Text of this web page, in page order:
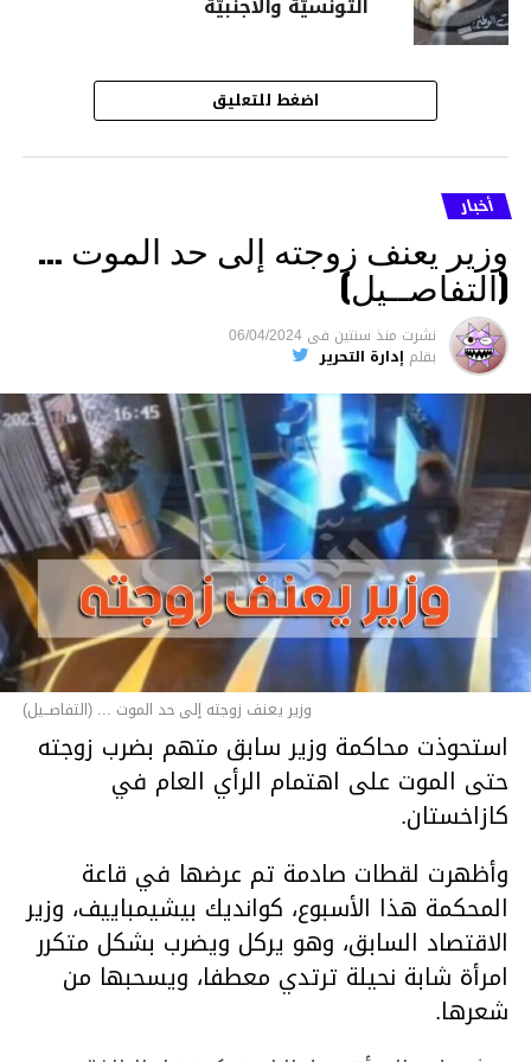
اضغط للتعليق
أخبار
وزير يعنف زوجته إلى حد الموت …
(التفاصــيل)
نشرت منذ سنتين فى 06/04/2024
بقلم إدارة التحرير
وزير يعنف زوجته إلى حد الموت ... (التفاصــيل)
استحوذت محاكمة وزير سابق متهم بضرب زوجته
حتى الموت على اهتمام الرأي العام في
كازاخستان.
وأظهرت لقطات صادمة تم عرضها في قاعة
المحكمة هذا الأسبوع، كوانديك بيشيمباييف، وزير
الاقتصاد السابق، وهو يركل ويضرب بشكل متكرر
امرأة شابة نحيلة ترتدي معطفا، ويسحبها من
شعرها.